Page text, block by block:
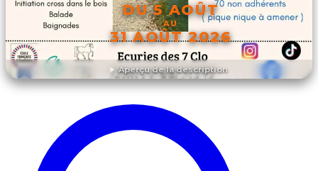
Aperçu de la description
DU 5 AOÛT
AU
31 AOÛT 2026
DÉCOUVRIR L'ÉVÉNEMENT